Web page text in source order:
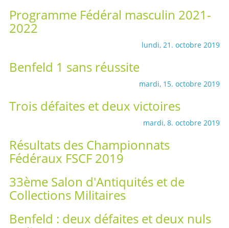
Programme Fédéral masculin 2021-
2022
lundi, 21. octobre 2019
Benfeld 1 sans réussite
mardi, 15. octobre 2019
Trois défaites et deux victoires
mardi, 8. octobre 2019
Résultats des Championnats
Fédéraux FSCF 2019
33ème Salon d'Antiquités et de
Collections Militaires
Benfeld : deux défaites et deux nuls